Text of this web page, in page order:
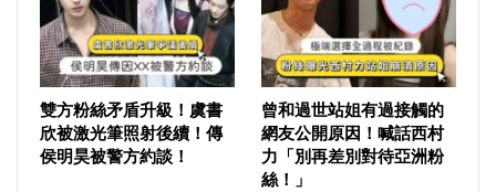
雙方粉絲矛盾升級！虞書
欣被激光筆照射後續！傳
侯明昊被警方約談！
曾和過世站姐有過接觸的
網友公開原因！喊話西村
力「別再差別對待亞洲粉
絲！」